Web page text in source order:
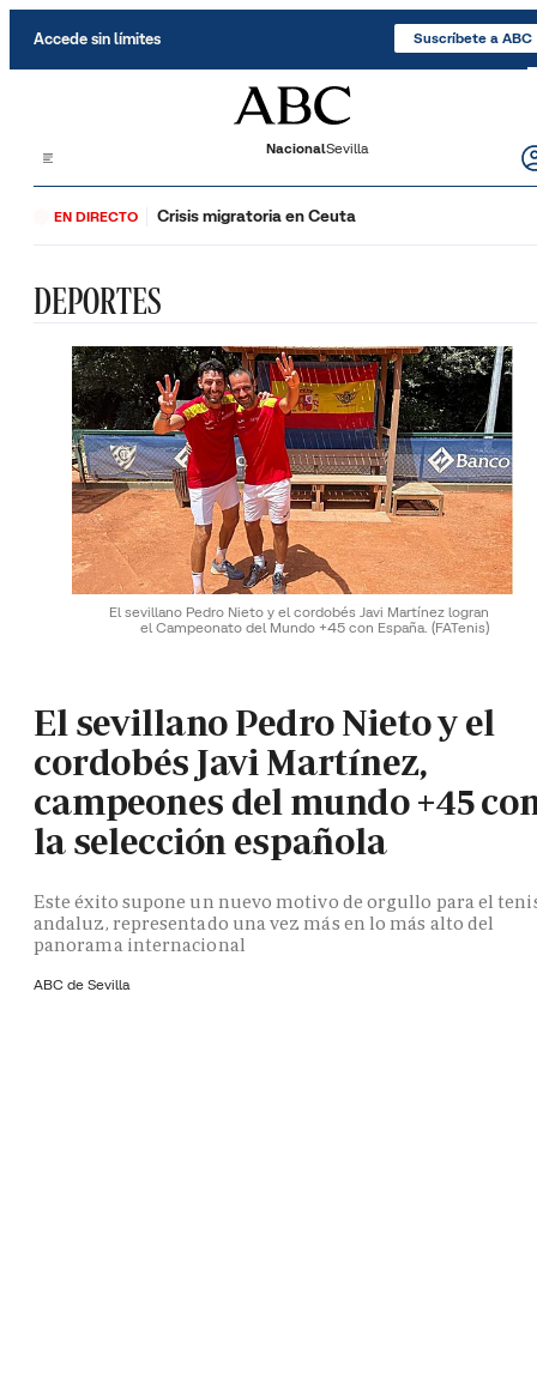
Accede sin límites Suscríbete a ABC
NacionalSevilla
EN DIRECTO Crisis migratoria en Ceuta
DEPORTES
El sevillano Pedro Nieto y el cordobés Javi Martínez logran
el Campeonato del Mundo +45 con España. (FATenis)
El sevillano Pedro Nieto y el
cordobés Javi Martínez,
campeones del mundo +45
la selección española
Este éxito supone un nuevo motivo de orgullo para el
andaluz, representado una vez más en lo más alto del
panorama internacional
ABC de Sevilla